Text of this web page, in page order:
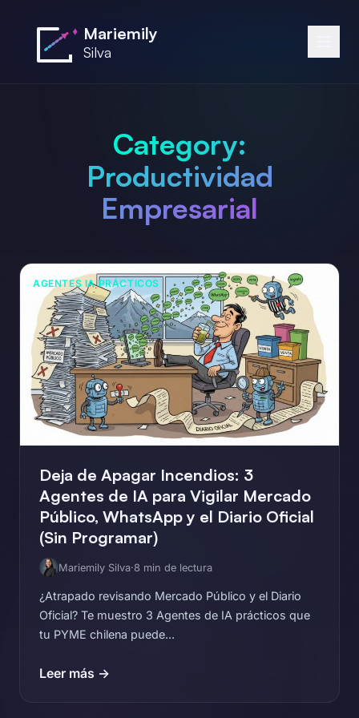
Mariemily
Silva
Category:
Productividad
Empresarial
AGENTES IA PRÁCTICOS
Deja de Apagar Incendios: 3
Agentes de IA para Vigilar Mercado
Público, WhatsApp y el Diario Oficial
(Sin Programar)
Mariemily Silva·8 min de lectura
¿Atrapado revisando Mercado Público y el Diario
Oficial? Te muestro 3 Agentes de IA prácticos que
tu PYME chilena puede...
Leer más →